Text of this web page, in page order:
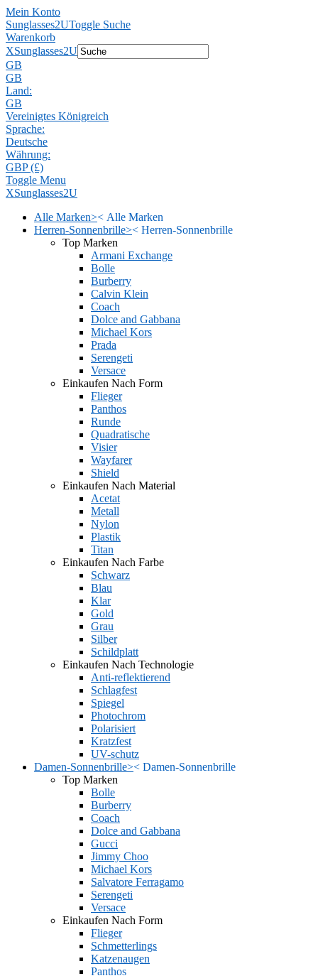
Mein Konto
Sunglasses2UToggle Suche
Warenkorb
XSunglasses2U
GB
GB
Land:
GB
Vereinigtes Königreich
Sprache:
Deutsche
Währung:
GBP (£)
Toggle Menu
XSunglasses2U
Alle Marken>< Alle Marken
Herren-Sonnenbrille>< Herren-Sonnenbrille
Top Marken
Armani Exchange
Bolle
Burberry
Calvin Klein
Coach
Dolce and Gabbana
Michael Kors
Prada
Serengeti
Versace
Einkaufen Nach Form
Flieger
Panthos
Runde
Quadratische
Visier
Wayfarer
Shield
Einkaufen Nach Material
Acetat
Metall
Nylon
Plastik
Titan
Einkaufen Nach Farbe
Schwarz
Blau
Klar
Gold
Grau
Silber
Schildplatt
Einkaufen Nach Technologie
Anti-reflektierend
Schlagfest
Spiegel
Photochrom
Polarisiert
Kratzfest
UV-schutz
Damen-Sonnenbrille>< Damen-Sonnenbrille
Top Marken
Bolle
Burberry
Coach
Dolce and Gabbana
Gucci
Jimmy Choo
Michael Kors
Salvatore Ferragamo
Serengeti
Versace
Einkaufen Nach Form
Flieger
Schmetterlings
Katzenaugen
Panthos